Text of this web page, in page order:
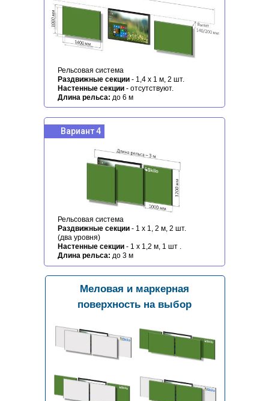
Вариант 4
Рельсовая система
Раздвижные секции - 1,4 х 1 м, 2 шт.
Настенные секции - отсутствуют.
Длина рельса: до 6 м
Рельсовая система
Раздвижные секции - 1 х 1, 2 м, 2 шт.
(два уровня)
Настенные секции - 1 х 1,2 м, 1 шт .
Длина рельса: до 3 м
Меловая и маркерная
поверхность на выбор